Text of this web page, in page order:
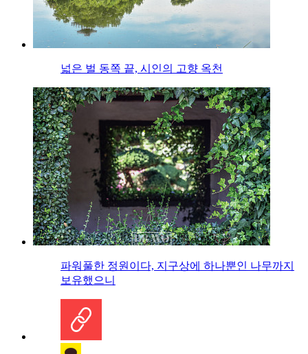
넓은 벌 동쪽 끝, 시인의 고향 옥천
파워풀한 정원이다, 지구상에 하나뿐인 나무까지
보유했으니